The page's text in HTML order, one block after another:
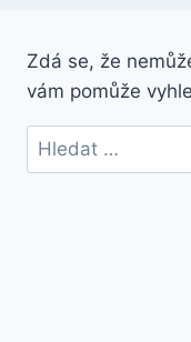
Zdá se, že
vám pomůže
Vyhledávání